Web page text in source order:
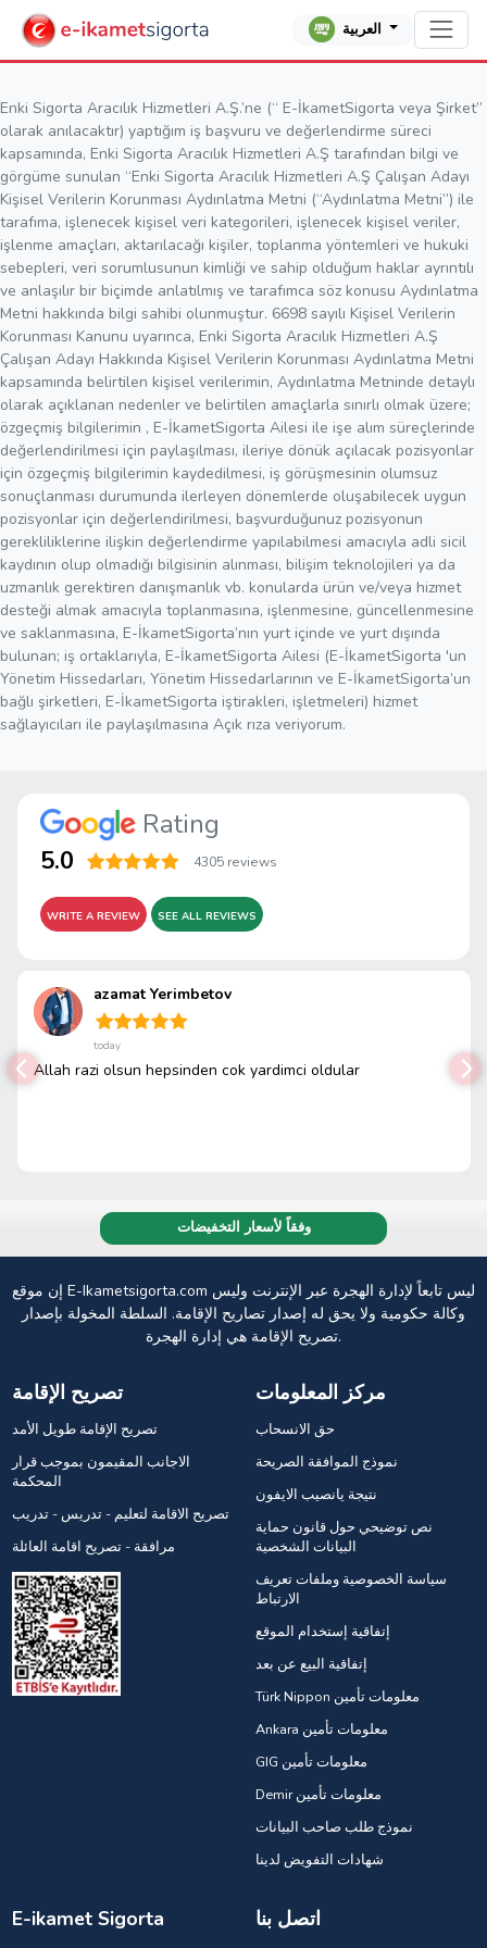
العربية
Enki Sigorta Aracılık Hizmetleri A.Ş.’ne (“ E-İkametSigorta veya Şirket”
olarak anılacaktır) yaptığım iş başvuru ve değerlendirme süreci
kapsamında, Enki Sigorta Aracılık Hizmetleri A.Ş tarafından bilgi ve
görgüme sunulan “Enki Sigorta Aracılık Hizmetleri A.Ş Çalışan Adayı
Kişisel Verilerin Korunması Aydınlatma Metni (“Aydınlatma Metni”) ile
tarafıma, işlenecek kişisel veri kategorileri, işlenecek kişisel veriler,
işlenme amaçları, aktarılacağı kişiler, toplanma yöntemleri ve hukuki
sebepleri, veri sorumlusunun kimliği ve sahip olduğum haklar ayrıntılı
ve anlaşılır bir biçimde anlatılmış ve tarafımca söz konusu Aydınlatma
Metni hakkında bilgi sahibi olunmuştur. 6698 sayılı Kişisel Verilerin
Korunması Kanunu uyarınca, Enki Sigorta Aracılık Hizmetleri A.Ş
Çalışan Adayı Hakkında Kişisel Verilerin Korunması Aydınlatma Metni
kapsamında belirtilen kişisel verilerimin, Aydınlatma Metninde detaylı
olarak açıklanan nedenler ve belirtilen amaçlarla sınırlı olmak üzere;
özgeçmiş bilgilerimin , E-İkametSigorta Ailesi ile işe alım süreçlerinde
değerlendirilmesi için paylaşılması, ileriye dönük açılacak pozisyonlar
için özgeçmiş bilgilerimin kaydedilmesi, iş görüşmesinin olumsuz
sonuçlanması durumunda ilerleyen dönemlerde oluşabilecek uygun
pozisyonlar için değerlendirilmesi, başvurduğunuz pozisyonun
gerekliliklerine ilişkin değerlendirme yapılabilmesi amacıyla adli sicil
kaydının olup olmadığı bilgisinin alınması, bilişim teknolojileri ya da
uzmanlık gerektiren danışmanlık vb. konularda ürün ve/veya hizmet
desteği almak amacıyla toplanmasına, işlenmesine, güncellenmesine
ve saklanmasına, E-İkametSigorta’nın yurt içinde ve yurt dışında
bulunan; iş ortaklarıyla, E-İkametSigorta Ailesi (E-İkametSigorta 'un
Yönetim Hissedarları, Yönetim Hissedarlarının ve E-İkametSigorta’un
bağlı şirketleri, E-İkametSigorta iştirakleri, işletmeleri) hizmet
sağlayıcıları ile paylaşılmasına Açık rıza veriyorum.
Rating
5.0 4305 reviews
WRITE A REVIEW SEE ALL REVIEWS
azamat Yerimbetov
today
Allah razi olsun hepsinden cok yardimci oldular
وفقاً لأسعار التخفيضات
إن موقع E-Ikametsigorta.com ليس تابعاً لإدارة الهجرة عبر الإنترنت وليس
وكالة حكومية ولا يحق له إصدار تصاريح الإقامة. السلطة المخولة بإصدار
تصريح الإقامة هي إدارة الهجرة.
تصريح الإقامة
تصريح الإقامة طويل الأمد
الاجانب المقيمون بموجب قرار
المحكمة
تصريح الاقامة لتعليم - تدريس - تدريب
مرافقة - تصريح اقامة العائلة
مركز المعلومات
حق الانسحاب
نموذج الموافقة الصريحة
نتيجة يانصيب الايفون
نص توضيحي حول قانون حماية
البيانات الشخصية
سياسة الخصوصية وملفات تعريف
الارتباط
إتفاقية إستخدام الموقع
إتفاقية البيع عن بعد
Türk Nippon معلومات تأمين
Ankara معلومات تأمين
GIG معلومات تأمين
Demir معلومات تأمين
نموذج طلب صاحب البيانات
شهادات التفويض لدينا
E-ikamet Sigorta اتصل بنا